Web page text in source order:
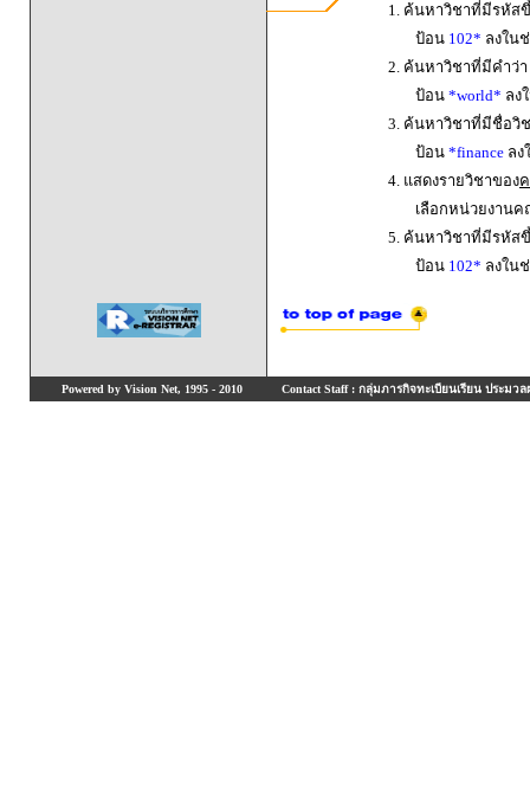
1. ค้นหาวิชาที่มีรหัส
ป้อน 102* ลงใน
2. ค้นหาวิชาที่มีคำว่า
ป้อน *world* ลง
3. ค้นหาวิชาที่มีชื่อวิ
ป้อน *finance ลง
4. แสดงรายวิชาของ
เลือกหน่วยงาน
5. ค้นหาวิชาที่มีรหัส
ป้อน 102* ลงใน
Powered by Vision Net, 1995 - 2010 Contact Staff : กลุ่มภารกิจทะเบียนเรียน ประมวล